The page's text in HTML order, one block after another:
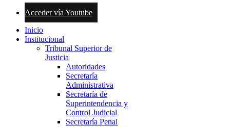
Acceder vía Youtube
Inicio
Institucional
Tribunal Superior de
Justicia
Autoridades
Secretaría
Administrativa
Secretaría de
Superintendencia y
Control Judicial
Secretaría Penal